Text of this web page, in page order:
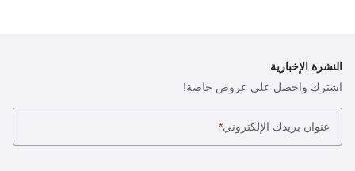
النشرة الإخبارية
اشترك واحصل على عروض خاصة!
عنوان بريدك الإلكتروني*